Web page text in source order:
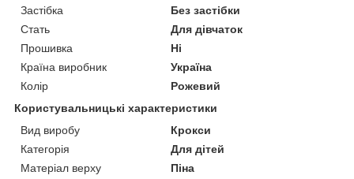
Застібка
Без застібки
Стать
Для дівчаток
Прошивка
Ні
Країна виробник
Україна
Колір
Рожевий
Користувальницькі характеристики
Вид виробу
Крокси
Категорія
Для дітей
Матеріал верху
Піна